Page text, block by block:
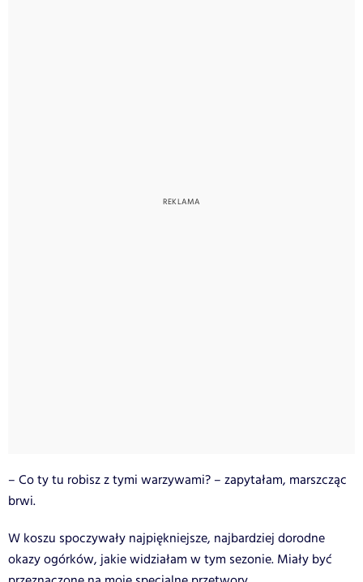
– Co ty tu robisz z tymi warzywami? – zapytałam, marszcząc
brwi.
W koszu spoczywały najpiękniejsze, najbardziej dorodne
okazy ogórków, jakie widziałam w tym sezonie. Miały być